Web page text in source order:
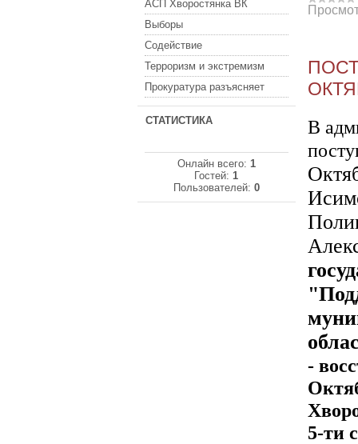
АСП Хворостянка ВК
Выборы
Содействие
Терроризм и экстремизм
Прокуратура разъясняет
СТАТИСТИКА
Онлайн всего: 1
Гостей:1
Пользователей: 0
В
-
5-ти